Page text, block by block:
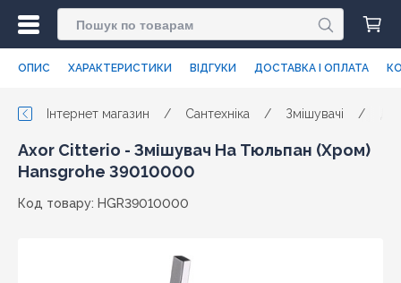
ОПИС ХАРАКТЕРИСТИКИ ВІДГУКИ ДОСТАВКА І ОПЛАТА
Інтернет магазин / Сантехніка / Змішувачі /
Axor Citterio - Змішувач На Тюльпан (Хром)
Hansgrohe 39010000
Код товару: HGR39010000